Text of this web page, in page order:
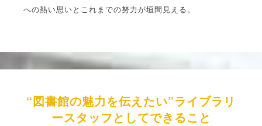
への熱い思いとこれまでの努力が垣間見える。
“図書館の魅力を伝えたい”ライブラリ
ースタッフとしてできること